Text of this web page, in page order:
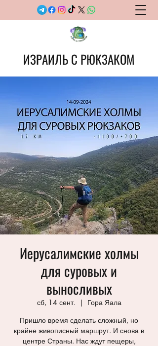
ИЗРАИЛЬ С РЮКЗАКОМ
Иерусалимские холмы
для суровых и
выносливых
сб, 14 сент.
  |
Гора Яала
Пришло время сделать сложный, но
крайне живописный маршрут. И снова в
центре Страны. Нас ждут пещеры,